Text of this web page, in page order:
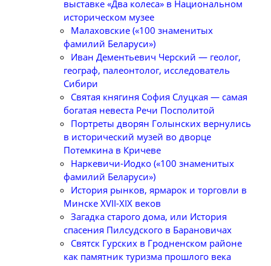
выставке «Два колеса» в Национальном
историческом музее
Малаховские («100 знаменитых
фамилий Беларуси»)
Иван Дементьевич Черский — геолог,
географ, палеонтолог, исследователь
Сибири
Святая княгиня София Слуцкая — самая
богатая невеста Речи Посполитой
Портреты дворян Голынских вернулись
в исторический музей во дворце
Потемкина в Кричеве
Наркевичи-Иодко («100 знаменитых
фамилий Беларуси»)
История рынков, ярмарок и торговли в
Минске XVII-XIX веков
Загадка старого дома, или История
спасения Пилсудского в Барановичах
Святск Гурских в Гродненском районе
как памятник туризма прошлого века